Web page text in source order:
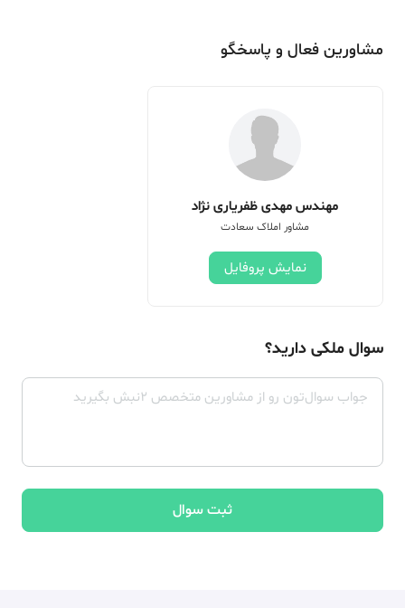
مشاورین فعال و پاسخگو
مهندس مهدی ظفریاری نژاد
مشاور املاک سعادت
نمایش پروفایل
سوال ملکی دارید؟
ثبت سوال